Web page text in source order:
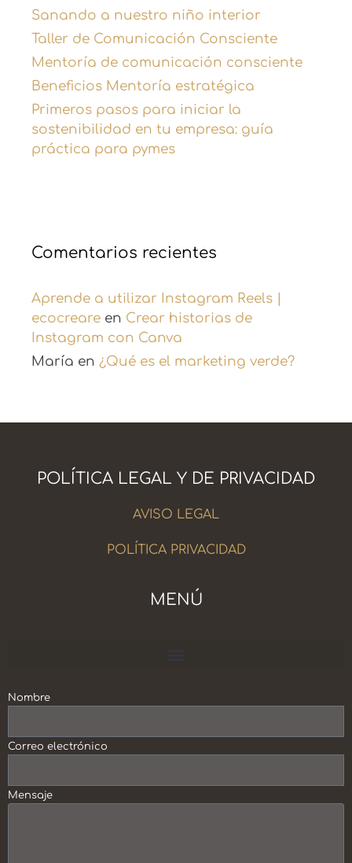
Sanando a nuestro niño interior
Taller de Comunicación Consciente
Mentoría de comunicación consciente
Beneficios Mentoría estratégica
Primeros pasos para iniciar la
sostenibilidad en tu empresa: guía
práctica para pymes
Comentarios recientes
Aprende a utilizar Instagram Reels |
ecocreare en Crear historias de
Instagram con Canva
María en ¿Qué es el marketing verde?
POLÍTICA LEGAL Y DE PRIVACIDAD
AVISO LEGAL
POLÍTICA PRIVACIDAD
MENÚ
Nombre
Correo electrónico
Mensaje